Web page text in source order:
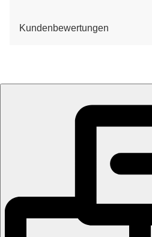
Kundenbewertungen